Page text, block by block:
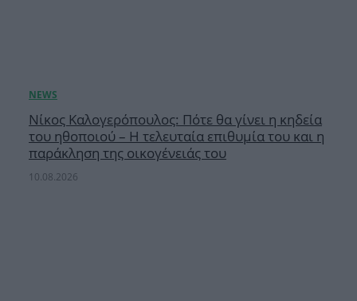
Νίκος Καλογερόπουλος: Πότε θα γίνει η κηδεία
του ηθοποιού – Η τελευταία επιθυμία του και η
παράκληση της οικογένειάς του
10.08.2026